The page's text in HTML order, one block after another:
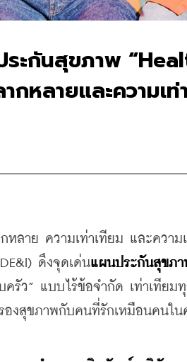
ะกันสุขภาพ
หลายและความเท่
หลาย ความเท่าเทียม และคว
ดึงจุดเด่นแผนประกันสุขภา
รัว” แบบไร้ข้อจำกัด เท่าเทียม
องสุขภาพกับคนที่รักเหมือนคนใ